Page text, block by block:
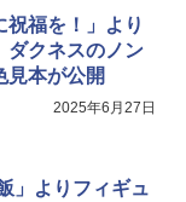
祝福を！」より
ダクネスのノン
見本が公開
2025年6月27日
」よりフィギュ